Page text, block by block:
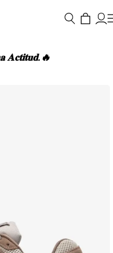
𝐀𝐜𝐭𝐢𝐭𝐮𝐝.🔥